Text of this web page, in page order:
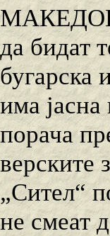
да бидат
бугарска
има јасна
порача
верските
„Сител“
не смеат